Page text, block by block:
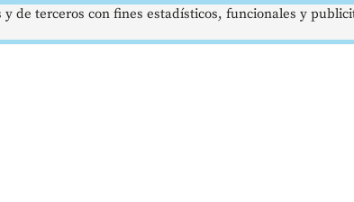
de terceros con fines estadísticos, funcionales y